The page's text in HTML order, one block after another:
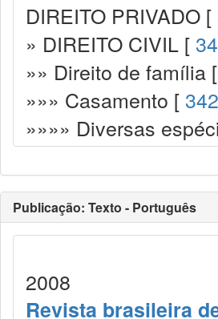
DIREITO PRIVADO [
» DIREITO CIVIL [
»» Direito de família [
»»» Casamento [
»»»» Diversas
Publicação: Texto - Português
2008
Revista brasileira